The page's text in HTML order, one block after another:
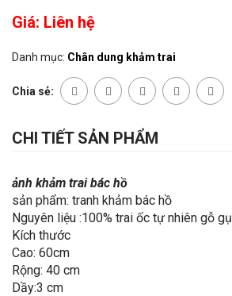
Giá: Liên hệ
Danh mục: Chân dung khảm trai
Chia sẻ:
CHI TIẾT SẢN PHẨM
ảnh khảm trai bác hồ
sản phẩm: tranh khảm bác hồ
Nguyên liệu :100% trai ốc tự nhiên gỗ gụ
Kích thước
Cao: 60cm
Rộng: 40 cm
Dầy:3 cm